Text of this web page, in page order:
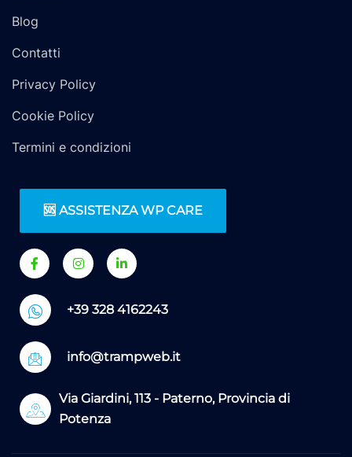
Blog
Contatti
Privacy Policy
Cookie Policy
Termini e condizioni
🆘 ASSISTENZA WP CARE
+39 328 4162243
info@trampweb.it
Via Giardini, 113 - Paterno, Provincia di
Potenza